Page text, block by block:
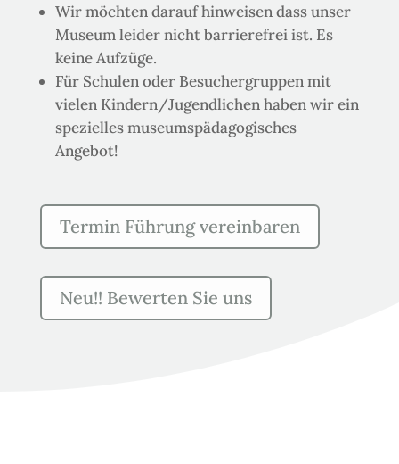
Wir möchten darauf hinweisen dass unser
Museum leider nicht barrierefrei ist. Es
keine Aufzüge.
Für Schulen oder Besuchergruppen mit
vielen Kindern/Jugendlichen haben wir ein
spezielles museumspädagogisches
Angebot!
Termin Führung vereinbaren
Neu!! Bewerten Sie uns